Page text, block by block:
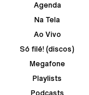
Agenda
Na Tela
Ao Vivo
Só filé! (discos)
Megafone
Playlists
Podcasts